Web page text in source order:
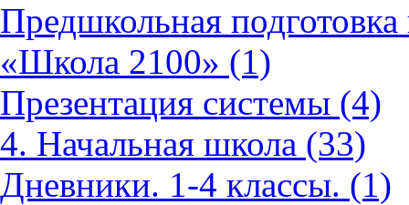
Предшкольная
«Школа 2100» (1)
Презентация системы (4)
4. Начальная школа (33)
Дневники. 1-4 классы. (1)